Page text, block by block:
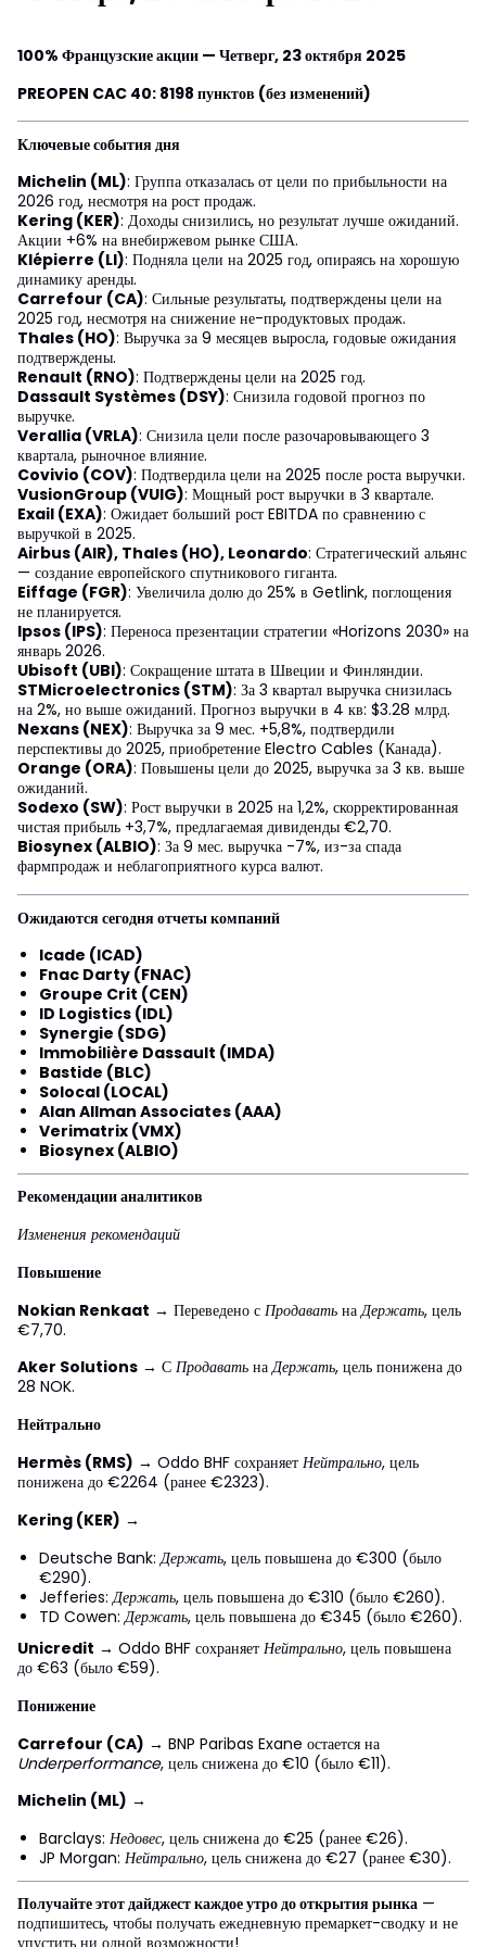
100% Французские акции — Четверг, 23 октября 2025
PREOPEN CAC 40: 8198 пунктов (без изменений)
Ключевые события дня
Michelin (ML): Группа отказалась от цели по прибыльности на
2026 год, несмотря на рост продаж.
Kering (KER): Доходы снизились, но результат лучше ожиданий.
Акции +6% на внебиржевом рынке США.
Klépierre (LI): Подняла цели на 2025 год, опираясь на хорошую
динамику аренды.
Carrefour (CA): Сильные результаты, подтверждены цели на
2025 год, несмотря на снижение не-продуктовых продаж.
Thales (HO): Выручка за 9 месяцев выросла, годовые ожидания
подтверждены.
Renault (RNO): Подтверждены цели на 2025 год.
Dassault Systèmes (DSY): Снизила годовой прогноз по
выручке.
Verallia (VRLA): Снизила цели после разочаровывающего 3
квартала, рыночное влияние.
Covivio (COV): Подтвердила цели на 2025 после роста выручки.
VusionGroup (VUIG): Мощный рост выручки в 3 квартале.
Exail (EXA): Ожидает больший рост EBITDA по сравнению с
выручкой в 2025.
Airbus (AIR), Thales (HO), Leonardo: Стратегический альянс
— создание европейского спутникового гиганта.
Eiffage (FGR): Увеличила долю до 25% в Getlink, поглощения
не планируется.
Ipsos (IPS): Переноса презентации стратегии «Horizons 2030» на
январь 2026.
Ubisoft (UBI): Сокращение штата в Швеции и Финляндии.
STMicroelectronics (STM): За 3 квартал выручка снизилась
на 2%, но выше ожиданий. Прогноз выручки в 4 кв: $3.28 млрд.
Nexans (NEX): Выручка за 9 мес. +5,8%, подтвердили
перспективы до 2025, приобретение Electro Cables (Канада).
Orange (ORA): Повышены цели до 2025, выручка за 3 кв. выше
ожиданий.
Sodexo (SW): Рост выручки в 2025 на 1,2%, скорректированная
чистая прибыль +3,7%, предлагаемая дивиденды €2,70.
Biosynex (ALBIO): За 9 мес. выручка -7%, из-за спада
фармпродаж и неблагоприятного курса валют.
Ожидаются сегодня отчеты компаний
Icade (ICAD)
Fnac Darty (FNAC)
Groupe Crit (CEN)
ID Logistics (IDL)
Synergie (SDG)
Immobilière Dassault (IMDA)
Bastide (BLC)
Solocal (LOCAL)
Alan Allman Associates (AAA)
Verimatrix (VMX)
Biosynex (ALBIO)
Рекомендации аналитиков
Изменения рекомендаций
Повышение
Nokian Renkaat → Переведено с Продавать наДержать, цель
€7,70.
Aker Solutions → С Продавать наДержать, цель понижена до
28 NOK.
Нейтрально
Hermès (RMS) → Oddo BHF сохраняет Нейтрально, цель
понижена до €2264 (ранее €2323).
Kering (KER) →
Deutsche Bank:Держать, цель повышена до €300 (было
€290).
Jefferies:Держать, цель повышена до €310 (было €260).
TD Cowen:Держать, цель повышена до €345 (было €260).
Unicredit → Oddo BHF сохраняет Нейтрально, цель повышена
до €63 (было €59).
Понижение
Carrefour (CA) → BNP Paribas Exane остается на
Underperformance, цель снижена до €10 (было €11).
Michelin (ML) →
Barclays: Недовес, цель снижена до €25 (ранее €26).
JP Morgan: Нейтрально, цель снижена до €27 (ранее €30).
Получайте этот дайджест каждое утро до открытия рынка —
подпишитесь, чтобы получать ежедневную премаркет-сводку и не
упустить ни одной возможности!